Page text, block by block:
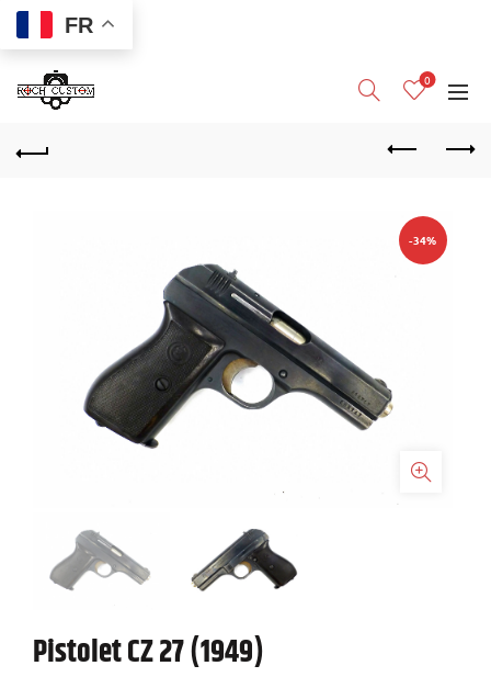
FR
0
-34%
Pistolet CZ 27 (1949)